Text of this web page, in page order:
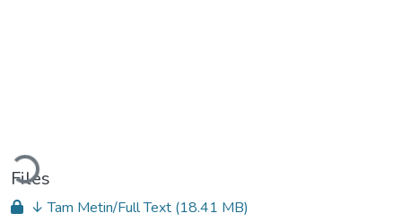
Loading...
Files
↓ Tam Metin/Full Text (18.41 MB)